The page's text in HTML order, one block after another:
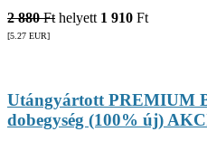
2 880 Ft helyett 1 910 Ft
[5.27 EUR]
Utángyártott PREMIUM
dobegység (100% új)